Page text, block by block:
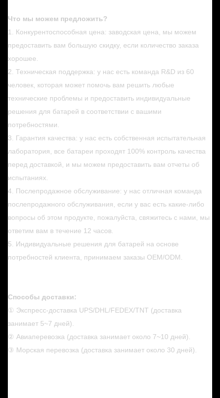
Что мы можем предложить?
1. Конкурентоспособная цена: заводская цена, мы можем
предоставить вам большую скидку, если количество заказа
хорошее.
2. Техническая поддержка: у нас есть команда R&D из 60
человек, которая может помочь вам решить любые
технические проблемы и предоставить индивидуальные
решения для батарей в соответствии с вашими
потребностями.
3. Гарантия качества: у нас есть собственная испытательная
лаборатория, все батареи проходят 100% контроль качества
перед доставкой, и мы можем предоставить вам отчеты об
испытаниях.
4. Послепродажное обслуживание: у нас отличная команда
послепродажного обслуживания, если у вас есть какие-либо
вопросы об этом продукте, пожалуйста, свяжитесь с нами, мы
ответим вам в течение 12 часов.
5. Индивидуальные решения для батарей на основе
потребностей клиента, принимаем заказы OEM/ODM.
Способы доставки:
① Экспресс-доставка UPS/DHL/FEDEX/TNT (доставка
занимает 5~7 дней).
② Авиаперевозка (доставка занимает около 7~10 дней).
③ Морская перевозка (доставка занимает около 30 дней).